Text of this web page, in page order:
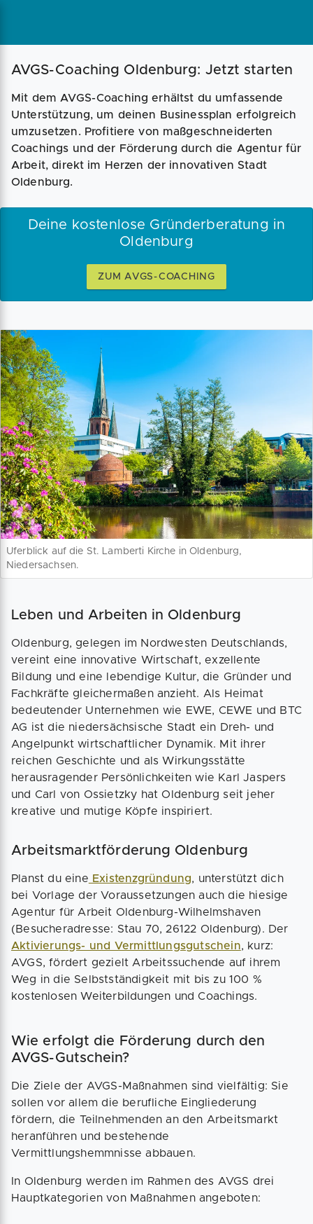
Magazin Businessplan Fördermittel
Angebote
AVGS-Coaching Oldenburg: Jetzt starten
Mit dem AVGS-Coaching erhältst du umfassende
Unterstützung, um deinen Businessplan erfolgreich
umzusetzen. Profitiere von maßgeschneiderten
Coachings und der Förderung durch die Agentur für
Arbeit, direkt im Herzen der innovativen Stadt
Oldenburg.
Deine kostenlose Gründerberatung in
Oldenburg
ZUM AVGS-COACHING
Uferblick auf die St. Lamberti Kirche in Oldenburg,
Niedersachsen.
Leben und Arbeiten in Oldenburg
Oldenburg, gelegen im Nordwesten Deutschlands,
vereint eine innovative Wirtschaft, exzellente
Bildung und eine lebendige Kultur, die Gründer und
Fachkräfte gleichermaßen anzieht. Als Heimat
bedeutender Unternehmen wie EWE, CEWE und BTC
AG ist die niedersächsische Stadt ein Dreh- und
Angelpunkt wirtschaftlicher Dynamik. Mit ihrer
reichen Geschichte und als Wirkungsstätte
herausragender Persönlichkeiten wie Karl Jaspers
und Carl von Ossietzky hat Oldenburg seit jeher
kreative und mutige Köpfe inspiriert.
Arbeitsmarktförderung Oldenburg
Planst du eine Existenzgründung, unterstützt dich
bei Vorlage der Voraussetzungen auch die hiesige
Agentur für Arbeit Oldenburg-Wilhelmshaven
(Besucheradresse: Stau 70, 26122 Oldenburg). Der
Aktivierungs- und Vermittlungsgutschein, kurz:
AVGS, fördert gezielt Arbeitssuchende auf ihrem
Weg in die Selbstständigkeit mit bis zu 100 %
kostenlosen Weiterbildungen und Coachings.
Wie erfolgt die Förderung durch den
AVGS-Gutschein?
Die Ziele der AVGS-Maßnahmen sind vielfältig: Sie
sollen vor allem die berufliche Eingliederung
fördern, die Teilnehmenden an den Arbeitsmarkt
heranführen und bestehende
Vermittlungshemmnisse abbauen.
In Oldenburg werden im Rahmen des AVGS drei
Hauptkategorien von Maßnahmen angeboten: